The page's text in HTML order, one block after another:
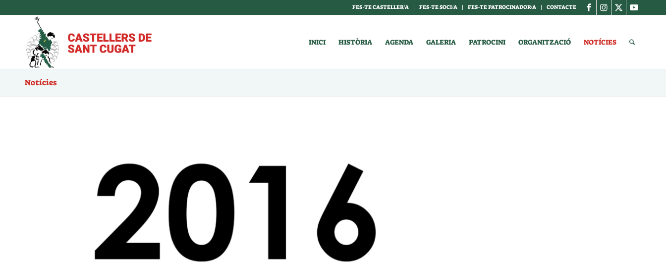
FES-TE CASTELLER/A FES-TE SOCI/A FES-TE PATROCINADOR/A CONTACTE
INICI HISTÒRIA AGENDA GALERIA PATROCINI ORGANITZACIÓ NOTÍCIES
Notícies